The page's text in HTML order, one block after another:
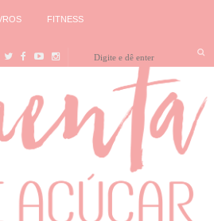
FITNESS